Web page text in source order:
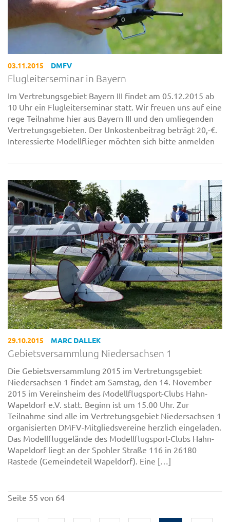
03.11.2015 DMFV
Flugleiterseminar in Bayern
Im Vertretungsgebiet Bayern III findet am 05.12.2015 ab
10 Uhr ein Flugleiterseminar statt. Wir freuen uns auf eine
rege Teilnahme hier aus Bayern III und den umliegenden
Vertretungsgebieten. Der Unkostenbeitrag beträgt 20,-€.
Interessierte Modellflieger möchten sich bitte anmelden
29.10.2015 MARC DALLEK
Gebietsversammlung Niedersachsen 1
Die Gebietsversammlung 2015 im Vertretungsgebiet
Niedersachsen 1 findet am Samstag, den 14. November
2015 im Vereinsheim des Modellflugsport-Clubs Hahn-
Wapeldorf e.V. statt. Beginn ist um 15.00 Uhr. Zur
Teilnahme sind alle im Vertretungsgebiet Niedersachsen 1
organisierten DMFV-Mitgliedsvereine herzlich eingeladen.
Das Modellfluggelände des Modellflugsport-Clubs Hahn-
Wapeldorf liegt an der Spohler Straße 116 in 26180
Rastede (Gemeindeteil Wapeldorf). Eine […]
Seite 55 von 64